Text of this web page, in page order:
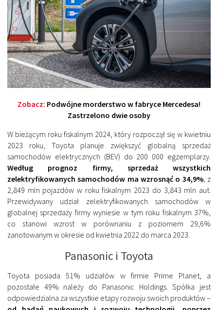
Zobacz: Podwójne morderstwo w fabryce Mercedesa!
Zastrzelono dwie osoby
W bieżącym roku fiskalnym 2024, który rozpoczął się w kwietniu
2023 roku, Toyota planuje zwiększyć globalną sprzedaż
samochodów elektrycznych (BEV) do 200 000 egzemplarzy.
Według prognoz firmy, sprzedaż wszystkich
zelektryfikowanych samochodów ma wzrosnąć o 34,9%, z
2,849 mln pojazdów w roku fiskalnym 2023 do 3,843 mln aut.
Przewidywany udział zelektryfikowanych samochodów w
globalnej sprzedaży firmy wyniesie w tym roku fiskalnym 37%,
co stanowi wzrost w porównaniu z poziomem 29,6%
zanotowanym w okresie od kwietnia 2022 do marca 2023.
Panasonic i Toyota
Toyota posiada 51% udziałów w firmie Prime Planet, a
pozostałe 49% należy do Panasonic Holdings. Spółka jest
odpowiedzialna za wszystkie etapy rozwoju swoich produktów –